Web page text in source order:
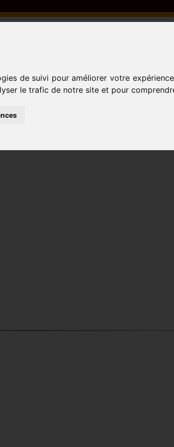
de suivi pour améliorer votre
le trafic de notre site et pour
ACTIVIDADES
Oceanía